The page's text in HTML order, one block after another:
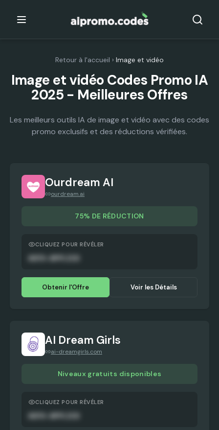
Retour à l'accueil › Image et vidéo
Image et vidéo Codes Promo IA
2025 - Meilleures Offres
Les meilleurs outils IA de image et vidéo avec des codes
promo exclusifs et des réductions vérifiées.
Ourdream AI
ourdream.ai
75% DE RÉDUCTION
CLIQUEZ POUR RÉVÉLER
Obtenir l'Offre Voir les Détails
AI Dream Girls
ai-dreamgirls.com
Niveaux gratuits disponibles
CLIQUEZ POUR RÉVÉLER